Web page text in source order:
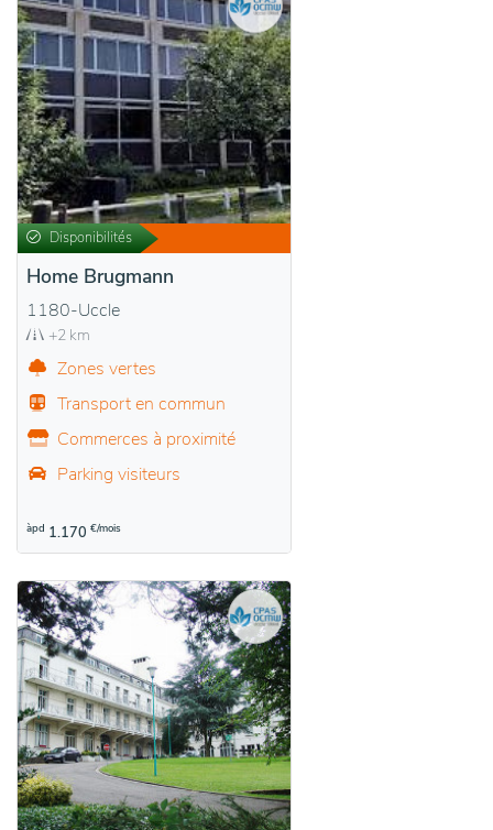
Disponibilités
Home Brugmann
1180-Uccle
+2 km
Zones vertes
Transport en commun
Commerces à proximité
Parking visiteurs
àpd 1.170 €/mois